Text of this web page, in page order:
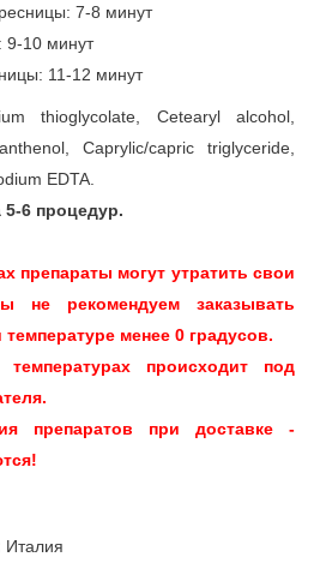
7-8 минут
9-10 минут
11-12 минут
thioglycolate, Cetearyl alcohol,
Caprylic/capric triglyceride,
EDTA.
5-6 процедур.
препараты могут утратить свои
не рекомендуем заказывать
менее 0 градусов.
происходит под
препаратов при доставке -
Италия